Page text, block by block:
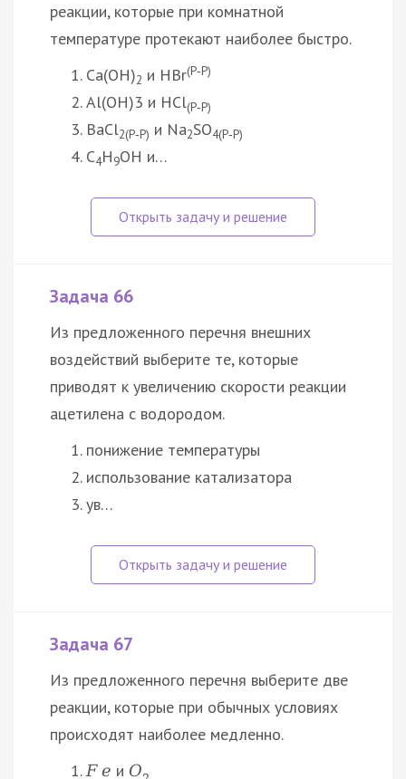
реакции, которые при комнатной
температуре протекают наиболее быстро.
Ca(OH)2 и HBr(Р‑Р)
Al(OH)3 и HCl(Р‑Р)
BaCl2(Р‑Р) и Na2SO4(Р‑Р)
C4H9OH и…
Задача 66
Из предложенного перечня внешних
воздействий выберите те, которые
приводят к увеличению скорости реакции
ацетилена с водородом.
понижение температуры
использование катализатора
ув…
Задача 67
Из предложенного перечня выберите две
реакции, которые при обычных условиях
происходят наиболее медленно.
Fe и O